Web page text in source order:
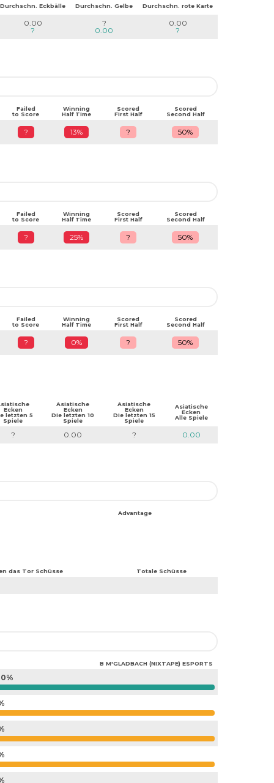
Durchschn. Eckbälle Durchschn. Gelbe Durchschn. rote Karte
0.00
?
?
0.00
0.00
?
Failed
to Score
Winning
Half Time
Scored
First Half
Scored
Second Half
? 13% ? 50%
Failed
to Score
Winning
Half Time
Scored
First Half
Scored
Second Half
? 25% ? 50%
Failed
to Score
Winning
Half Time
Scored
First Half
Scored
Second Half
? 0% ? 50%
Ecken
letzten 5
Spiele
Asiatische
Ecken
Die letzten 10
Spiele
Asiatische
Ecken
Die letzten 15
Spiele
Asiatische
Ecken
Alle Spiele
? 0.00 ? 0.00
Advantage
das Tor Schüsse Totale Schüsse
B M'GLADBACH (NIXTAPE) ESPORTS